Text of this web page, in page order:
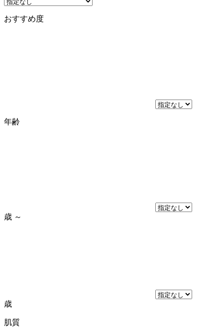
おすすめ度
年齢
歳 ～
歳
肌質